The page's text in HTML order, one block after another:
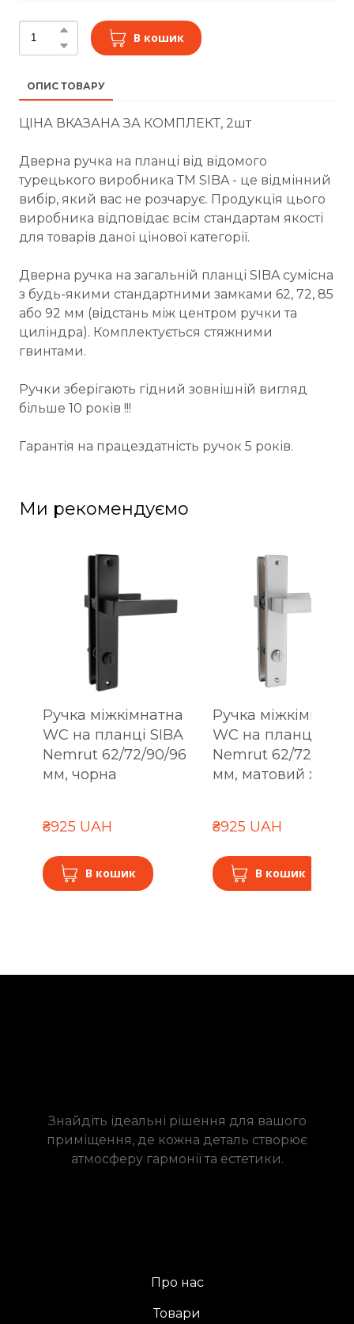
В кошик
ОПИС ТОВАРУ
ЦІНА ВКАЗАНА ЗА КОМПЛЕКТ, 2шт
Дверна ручка на планці від відомого
турецького виробника ТМ SIBA - це відмінний
вибір, який вас не розчарує. Продукція цього
виробника відповідає всім стандартам якості
для товарів даної цінової категорії.
Дверна ручка на загальній планці SIBA сумісна
з будь-якими стандартними замками 62, 72, 85
або 92 мм (відстань між центром ручки та
циліндра). Комплектується стяжними
гвинтами.
Ручки зберігають гідний зовнішній вигляд
більше 10 років !!!
Гарантія на працездатність ручок 5 років.
Ми рекомендуємо
Ручка міжкімнатна
WC на планці SIBA
Nemrut 62/72/90/96
мм, чорна
₴925 UAH
В кошик
Ручка міжкімнатна
WC на планці SIBA
Nemrut 62/72/90/
мм, матовий хром
₴925 UAH
В кошик
Знайдіть ідеальні рішення для вашого
приміщення, де кожна деталь створює
атмосферу гармонії та естетики.
Про нас
Товари